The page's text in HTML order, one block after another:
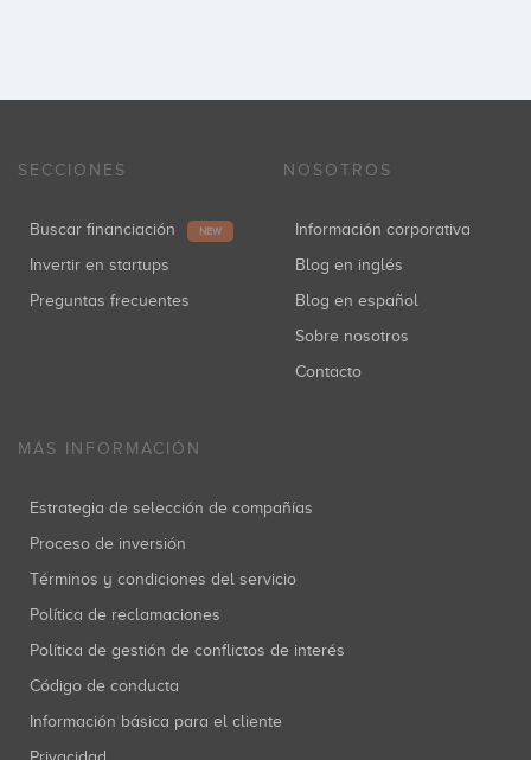
SECCIONES
Buscar financiación NEW
Invertir en startups
Preguntas frecuentes
NOSOTROS
Información corporativa
Blog en inglés
Blog en español
Sobre nosotros
Contacto
MÁS INFORMACIÓN
Estrategia de selección de compañías
Proceso de inversión
Términos y condiciones del servicio
Política de reclamaciones
Política de gestión de conflictos de interés
Código de conducta
Información básica para el cliente